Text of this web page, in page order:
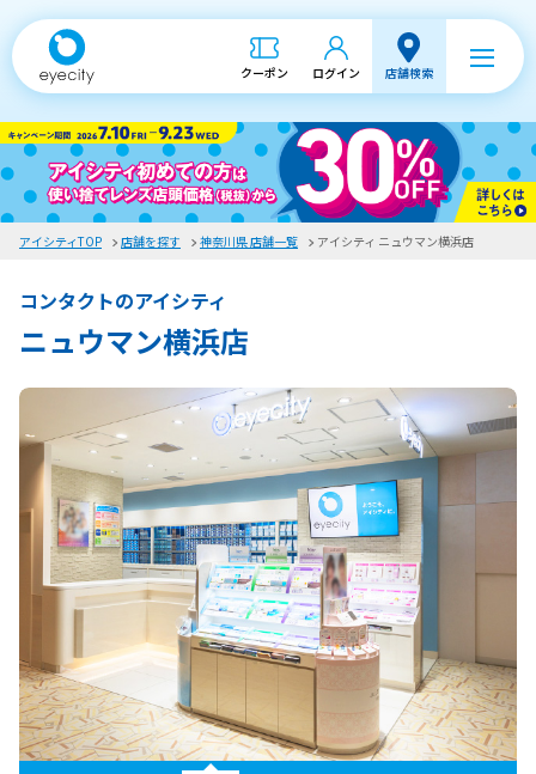
クーポン ログイン 店舗検索
アイシティTOP 店舗を探す 神奈川県 店舗一覧 アイシティ ニュウマン横浜店
コンタクトのアイシティ
ニュウマン横浜店